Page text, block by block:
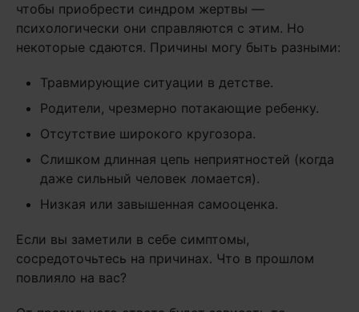
чтобы приобрести синдром жертвы —
психологически они справляются с этим. Но
некоторые сдаются. Причины могу быть разными:
Травмирующие ситуации в детстве.
Родители, чрезмерно потакающие ребенку.
Отсутствие широкого кругозора.
Слишком длинная цепь неприятностей (когда
даже сильный человек ломается).
Низкая или завышенная самооценка.
Если вы заметили в себе симптомы,
сосредоточьтесь на причинах. Что в прошлом
повлияло на вас?